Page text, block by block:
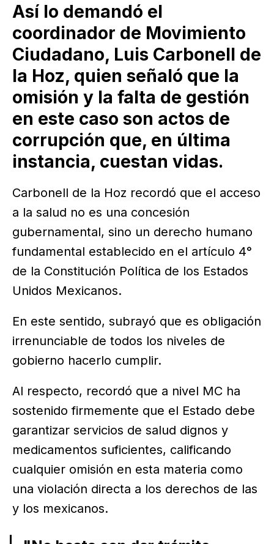
Así lo demandó el
coordinador de Movimiento
Ciudadano, Luis Carbonell de
la Hoz, quien señaló que la
omisión y la falta de gestión
en este caso son actos de
corrupción que, en última
instancia, cuestan vidas.
Carbonell de la Hoz recordó que el acceso
a la salud no es una concesión
gubernamental, sino un derecho humano
fundamental establecido en el artículo 4°
de la Constitución Política de los Estados
Unidos Mexicanos.
En este sentido, subrayó que es obligación
irrenunciable de todos los niveles de
gobierno hacerlo cumplir.
Al respecto, recordó que a nivel MC ha
sostenido firmemente que el Estado debe
garantizar servicios de salud dignos y
medicamentos suficientes, calificando
cualquier omisión en esta materia como
una violación directa a los derechos de las
y los mexicanos.